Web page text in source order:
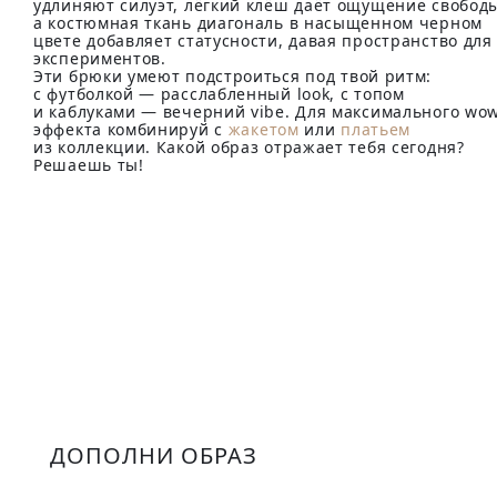
удлиняют силуэт, лёгкий клёш даёт ощущение
а костюмная ткань диагональ в насыщенном черном
цвете добавляет статусности, давая пространство для
экспериментов.
Эти брюки умеют подстроиться под твой ритм:
с футболкой — расслабленный look, с топом
и каблуками — вечерний vibe. Для максимального
эффекта комбинируй с жакетом или платьем
из коллекции. Какой образ отражает тебя сегодня?
Решаешь ты!
ДОПОЛНИ ОБРАЗ